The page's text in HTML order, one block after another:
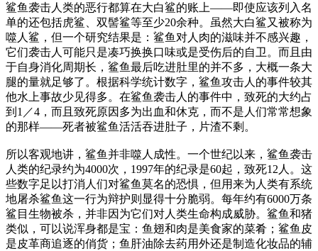
鲨鱼袭击人类的恶行都算在大白鲨的账上——即使应该列入名
单的还包括虎鲨、双髻鲨等至少20余种。虽然大白鲨又被称为
噬人鲨，但一个研究结果是：鲨鱼对人肉的滋味并不感兴趣，
它们袭击人可能只是凑巧换换口味或是受伤后的自卫。而且由
于自身消化周期长，鲨鱼最后吃进肚里的并不多，大概一条大
腿的量就足够了。根据科学统计数字，鲨鱼攻击人的事件较其
他水上事故少见得多。在鲨鱼袭击人的事件中，致死的大约占
到1／4，而且致死原因多为出血和休克，而不是人们常常想象
的那样——死者被鲨鱼活活吞进肚子，片渣不剩。
所以客观地讲，鲨鱼并非噬人成性。一个世纪以来，鲨鱼袭击
人类的纪录约为4000次，1997年的纪录是60起，致死12人。这
些数字足以打消人们对鲨鱼莫名的恐惧，但用来为人类有系统
地屠杀鲨鱼这一行为辩护则显得十分脆弱。每年约有6000万条
鲨目生物被杀，并非因为它们对人类生命构成威胁。鲨鱼和猪
类似，可以说浑身都是宝：鱼翅和肉是美食家的菜肴；鲨鱼皮
是皮革商追逐的俏货；鱼肝油除去药用外还是制造化妆品的辅